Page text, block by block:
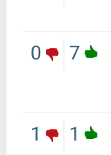
7
0
1
1